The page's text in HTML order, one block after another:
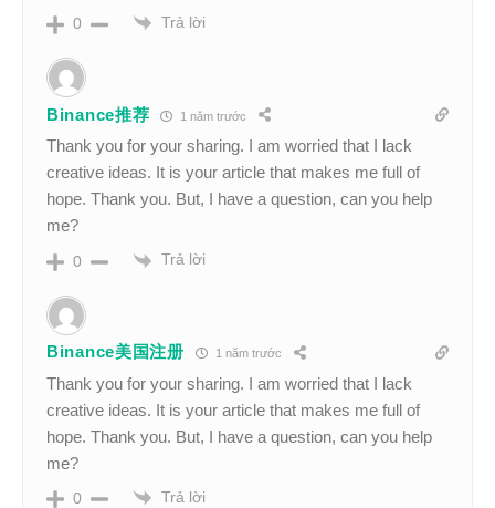
0 Trả lời
Binance推荐 1 năm trước
Thank you for your sharing. I am worried that I lack
creative ideas. It is your article that makes me full of
hope. Thank you. But, I have a question, can you help
me?
0 Trả lời
Binance美国注册 1 năm trước
Thank you for your sharing. I am worried that I lack
creative ideas. It is your article that makes me full of
hope. Thank you. But, I have a question, can you help
me?
0 Trả lời